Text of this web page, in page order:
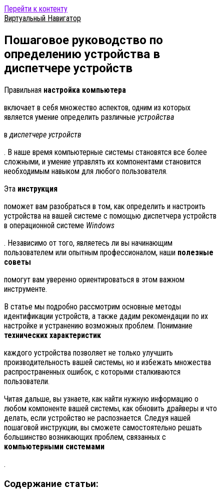
Перейти к контенту
Виртуальный Навигатор
Пошаговое руководство по
определению устройства в
диспетчере устройств
Правильная настройка компьютера
включает в себя множество аспектов, одним из которых
является умение определить различные устройства
вдиспетчере устройств
. В наше время компьютерные системы становятся все более
сложными, и умение управлять их компонентами становится
необходимым навыком для любого пользователя.
Эта инструкция
поможет вам разобраться в том, как определить и настроить
устройства на вашей системе с помощью диспетчера устройств
в операционной системе Windows
. Независимо от того, являетесь ли вы начинающим
пользователем или опытным профессионалом, наши полезные
советы
помогут вам уверенно ориентироваться в этом важном
инструменте.
В статье мы подробно рассмотрим основные методы
идентификации устройств, а также дадим рекомендации по их
настройке и устранению возможных проблем. Понимание
технических характеристик
каждого устройства позволяет не только улучшить
производительность вашей системы, но и избежать множества
распространенных ошибок, с которыми сталкиваются
пользователи.
Читая дальше, вы узнаете, как найти нужную информацию о
любом компоненте вашей системы, как обновить драйверы и что
делать, если устройство не распознается. Следуя нашей
пошаговой инструкции, вы сможете самостоятельно решать
большинство возникающих проблем, связанных с
компьютерными системами
.
Содержание статьи: